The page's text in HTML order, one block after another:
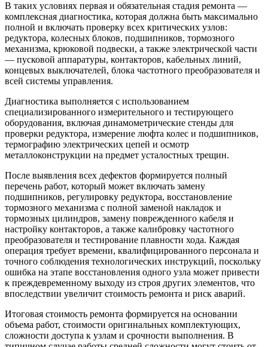
В таких условиях первая и обязательная стадия ремонта —
комплексная диагностика, которая должна быть максимально
полной и включать проверку всех критических узлов:
редуктора, колесных блоков, подшипников, тормозного
механизма, крюковой подвески, а также электрической части
— пусковой аппаратуры, контакторов, кабельных линий,
концевых выключателей, блока частотного преобразователя и
всей системы управления.
Диагностика выполняется с использованием
специализированного измерительного и тестирующего
оборудования, включая динамометрические стенды для
проверки редуктора, измерение люфта колес и подшипников,
термографию электрических цепей и осмотр
металлоконструкции на предмет усталостных трещин.
После выявления всех дефектов формируется полный
перечень работ, который может включать замену
подшипников, регулировку редуктора, восстановление
тормозного механизма с полной заменой накладок и
тормозных цилиндров, замену поврежденного кабеля и
настройку контакторов, а также калибровку частотного
преобразователя и тестирование плавности хода. Каждая
операция требует времени, квалифицированного персонала и
точного соблюдения технологических инструкций, поскольку
ошибка на этапе восстановления одного узла может привести
к преждевременному выходу из строя других элементов, что
впоследствии увеличит стоимость ремонта и риск аварий.
Итоговая стоимость ремонта формируется на основании
объема работ, стоимости оригинальных комплектующих,
сложности доступа к узлам и срочности выполнения. В